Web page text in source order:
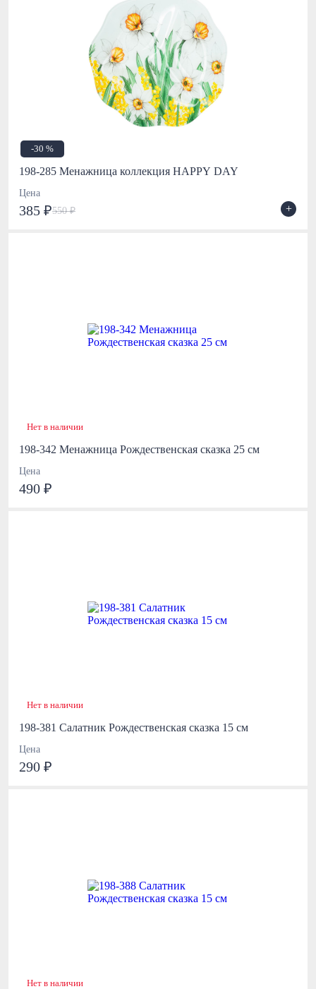
-30 %
198-285 Менажница коллекция HAPPY DAY
Цена
385 ₽550 ₽ +
Нет в наличии
198-342 Менажница Рождественская сказка 25 см
Цена
490 ₽
Нет в наличии
198-381 Салатник Рождественская сказка 15 см
Цена
290 ₽
Нет в наличии